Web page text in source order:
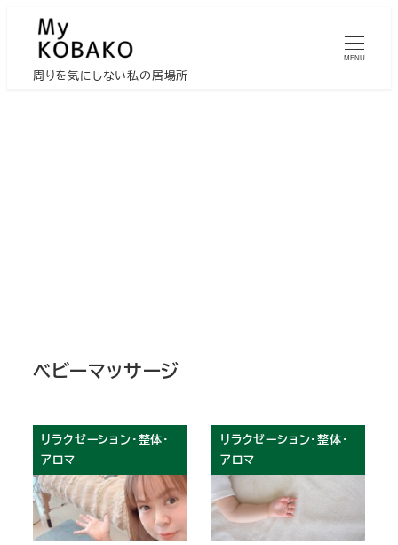
周りを気にしない私の居場所
MENU
ベビーマッサージ
リラクゼーション・整体・
アロマ
リラクゼーション・整体・
アロマ